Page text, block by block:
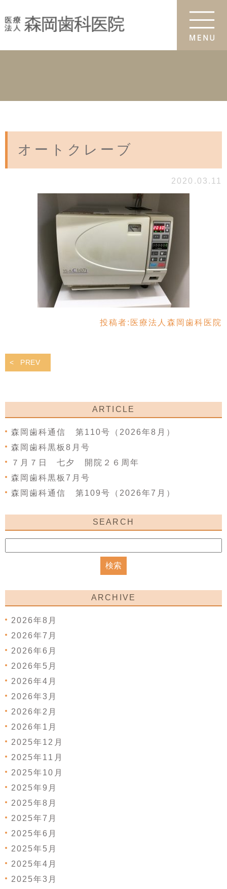
オートクレーブ
2020.03.11
投稿者: 医療法人森岡歯科医院
PREV
ARTICLE
森岡歯科通信 第110号（2026年8月）
森岡歯科黒板8月号
７月７日 七夕 開院２６周年
森岡歯科黒板7月号
森岡歯科通信 第109号（2026年7月）
SEARCH
ARCHIVE
2026年8月
2026年7月
2026年6月
2026年5月
2026年4月
2026年3月
2026年2月
2026年1月
2025年12月
2025年11月
2025年10月
2025年9月
2025年8月
2025年7月
2025年6月
2025年5月
2025年4月
2025年3月